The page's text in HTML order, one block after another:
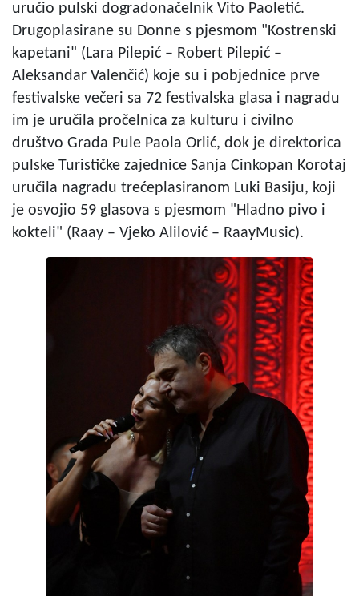
uručio pulski dogradonačelnik Vito Paoletić.
Drugoplasirane su Donne s pjesmom "Kostrenski
kapetani" (Lara Pilepić – Robert Pilepić –
Aleksandar Valenčić) koje su i pobjednice prve
festivalske večeri sa 72 festivalska glasa i nagradu
im je uručila pročelnica za kulturu i civilno
društvo Grada Pule Paola Orlić, dok je direktorica
pulske Turističke zajednice Sanja Cinkopan Korotaj
uručila nagradu trećeplasiranom Luki Basiju, koji
je osvojio 59 glasova s pjesmom "Hladno pivo i
kokteli" (Raay – Vjeko Alilović – RaayMusic).